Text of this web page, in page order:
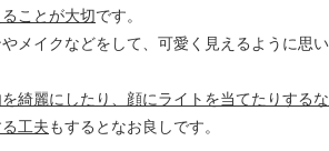
ことが大切です。
メイクなどをして、可愛く見えるように思い
綺麗にしたり、顔にライトを当てたりするな
工夫もするとなお良しです。